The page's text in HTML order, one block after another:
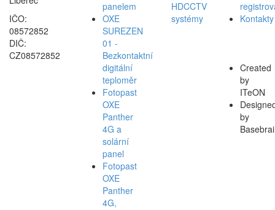
IČO:
08572852
DIČ:
CZ08572852
panelem
OXE
SUREZEN
01 -
Bezkontaktní
digitální
teploměr
Fotopast
OXE
Panther
4G a
solární
panel
Fotopast
OXE
Panther
4G,
HDCCTV
systémy
Kontakty
Created
by
ITeON
by